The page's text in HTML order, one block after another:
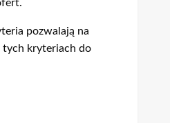
pozwalają na
tych kryteriach do